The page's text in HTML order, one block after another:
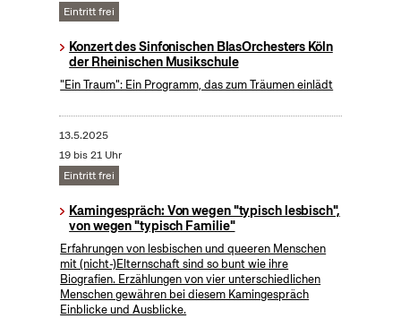
Eintritt frei
Konzert des Sinfonischen BlasOrchesters Köln
der Rheinischen Musikschule
"Ein Traum": Ein Programm, das zum Träumen einlädt
13.5.2025
19 bis 21 Uhr
Eintritt frei
Kamingespräch: Von wegen "typisch lesbisch",
von wegen "typisch Familie"
Erfahrungen von lesbischen und queeren Menschen
mit (nicht-)Elternschaft sind so bunt wie ihre
Biografien. Erzählungen von vier unterschiedlichen
Menschen gewähren bei diesem Kamingespräch
Einblicke und Ausblicke.